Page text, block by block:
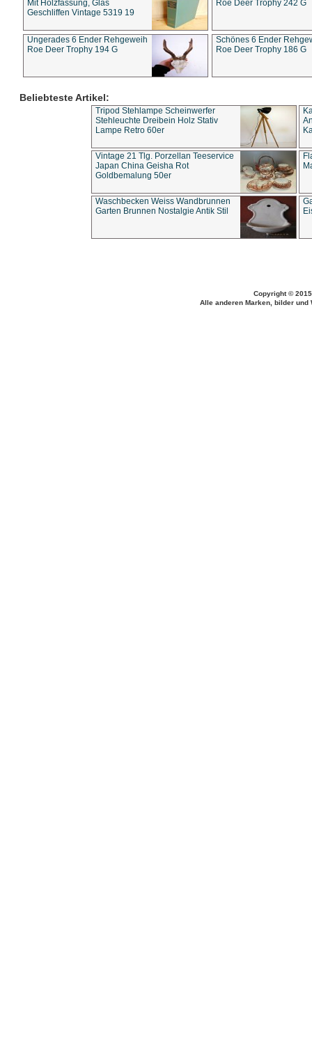
Mit Holzfassung, Glas
Geschliffen Vintage 5319 19
Roe Deer Trophy 242 G
Ungerades 6 Ender Rehgeweih
Roe Deer Trophy 194 G
Schönes 6 Ender
Roe Deer Trophy 186 G
Beliebteste Artikel:
Tripod Stehlampe Scheinwerfer
Stehleuchte Dreibein Holz Stativ
Lampe Retro 60er
Vintage 21 Tlg. Porzellan Teeservice
Japan China Geisha Rot
Goldbemalung 50er
Waschbecken Weiss Wandbrunnen
Garten Brunnen Nostalgie Antik Stil
Copyright ©
Alle anderen Marken, bilder und